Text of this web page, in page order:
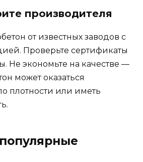
производителя
от известных заводов с
Проверьте сертификаты
Не экономьте на качестве —
может оказаться
плотности или иметь